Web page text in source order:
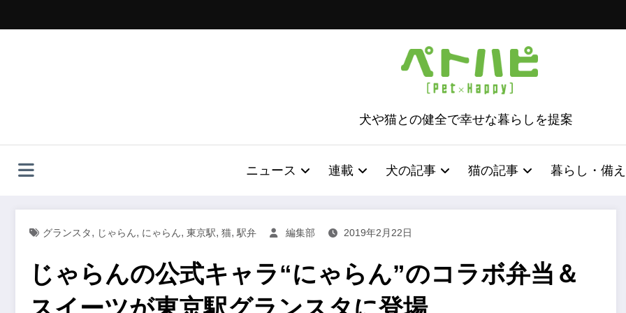
ッ
犬や猫との健全で幸せな暮らしを提案
ニュース 連載 犬の記事 猫の記事 暮らし・備え
グランスタ, じゃらん, にゃらん, 東京駅, 猫, 駅弁 編集部 2019年2月22日
じゃらんの公式キャラ“にゃらん”のコラボ弁当＆